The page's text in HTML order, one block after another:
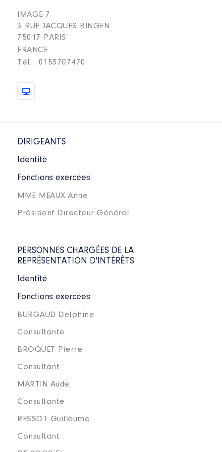
IMAGE 7
3 RUE JACQUES BINGEN
75017 PARIS
FRANCE
Tél. : 0153707470
DIRIGEANTS
Identité
Fonctions exercées
MME MEAUX Anne
Président Directeur Général
PERSONNES CHARGÉES DE LA
REPRÉSENTATION D'INTÉRÊTS
Identité
Fonctions exercées
BURGAUD Delphine
Consultante
BROQUET Pierre
Consultant
MARTIN Aude
Consultante
RESSOT Guillaume
Consultant